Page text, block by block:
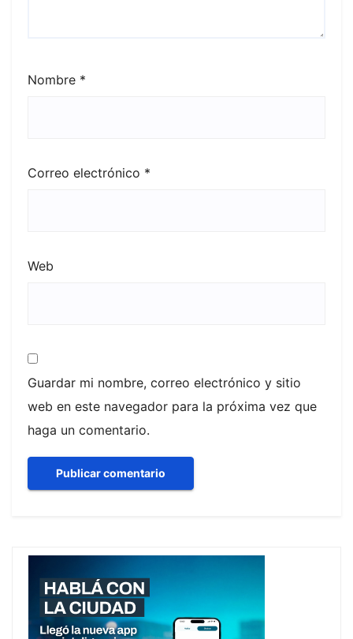
Nombre *
Correo electrónico *
Web
Guardar mi nombre, correo electrónico y sitio
web en este navegador para la próxima vez que
haga un comentario.